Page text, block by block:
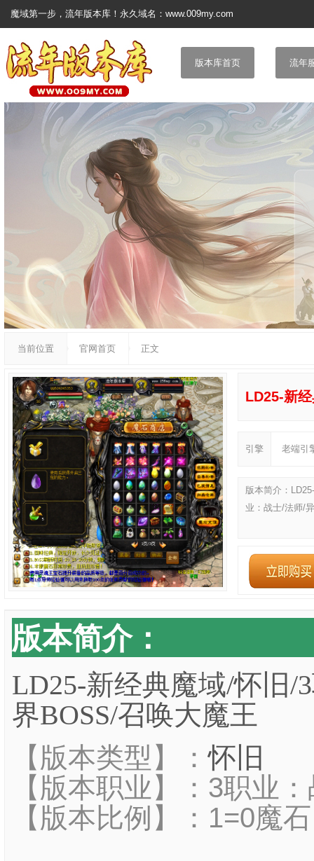
魔域第一步，流年版本库！永久域名：www.009my.com
版本库首页 流年
当前位置 官网首页 正文
LD25-新
引擎 老端引
版本简介：
业：战士/法师/
版本简介：
LD25-新经典魔域/怀旧/
界BOSS/召唤大魔王
【版本类型】：怀旧
【版本职业】：3职业
【版本比例】：1=0魔石